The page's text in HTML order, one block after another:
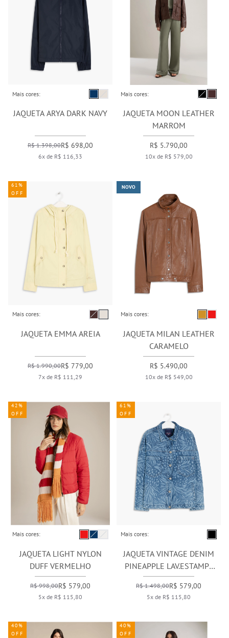
Mais cores:
JAQUETA ARYA DARK NAVY
R$ 1.398,00R$ 698,00
6x de R$ 116,33
Mais cores:
JAQUETA MOON LEATHER
MARROM
R$ 5.790,00
10x de R$ 579,00
Mais cores:
JAQUETA EMMA AREIA
R$ 1.990,00R$ 779,00
7x de R$ 111,29
61%
OFF
Mais cores:
JAQUETA MILAN LEATHER
CARAMELO
R$ 5.490,00
10x de R$ 549,00
NOVO
Mais cores:
JAQUETA LIGHT NYLON
DUFF VERMELHO
R$ 998,00R$ 579,00
5x de R$ 115,80
42%
OFF
Mais cores:
JAQUETA VINTAGE DENIM
PINEAPPLE LAV.ESTAMPA
LASER
R$ 1.498,00R$ 579,00
5x de R$ 115,80
61%
OFF
40%
OFF
40%
OFF